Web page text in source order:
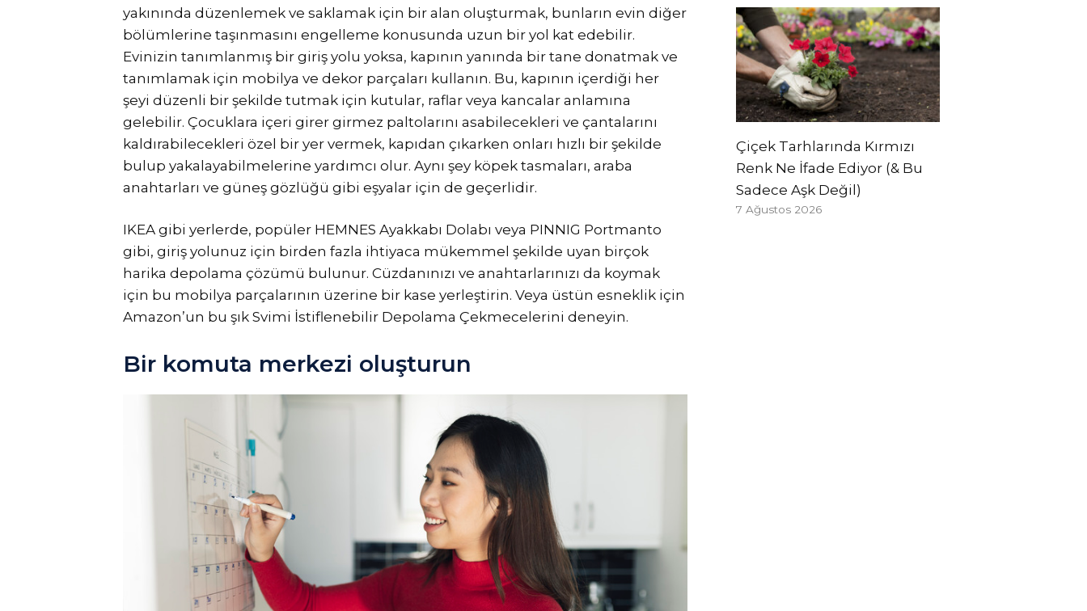
yakınında düzenlemek ve saklamak için bir alan oluşturmak, bunların evin diğer
bölümlerine taşınmasını engelleme konusunda uzun bir yol kat edebilir.
Evinizin tanımlanmış bir giriş yolu yoksa, kapının yanında bir tane donatmak ve
tanımlamak için mobilya ve dekor parçaları kullanın. Bu, kapının içerdiği her
şeyi düzenli bir şekilde tutmak için kutular, raflar veya kancalar anlamına
gelebilir. Çocuklara içeri girer girmez paltolarını asabilecekleri ve çantalarını
kaldırabilecekleri özel bir yer vermek, kapıdan çıkarken onları hızlı bir şekilde
bulup yakalayabilmelerine yardımcı olur. Aynı şey köpek tasmaları, araba
anahtarları ve güneş gözlüğü gibi eşyalar için de geçerlidir.
IKEA gibi yerlerde, popüler HEMNES Ayakkabı Dolabı veya PINNIG Portmanto
gibi, giriş yolunuz için birden fazla ihtiyaca mükemmel şekilde uyan birçok
harika depolama çözümü bulunur. Cüzdanınızı ve anahtarlarınızı da koymak
için bu mobilya parçalarının üzerine bir kase yerleştirin. Veya üstün esneklik için
Amazon’un bu şık Svimi İstiflenebilir Depolama Çekmecelerini deneyin.
Bir komuta merkezi oluşturun
Çiçek Tarhlarında Kırmızı
Renk Ne İfade Ediyor (& Bu
Sadece Aşk Değil)
7 Ağustos 2026